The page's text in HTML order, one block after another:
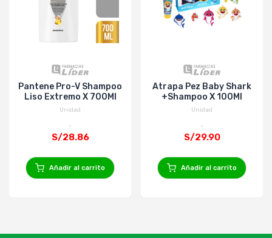
Pantene Pro-V Shampoo
Liso Extremo X 700Ml
Unidad
S/28.86
Añadir al carrito
Atrapa Pez Baby Shark
+Shampoo X 100Ml
Unidad
S/29.90
Añadir al carrito